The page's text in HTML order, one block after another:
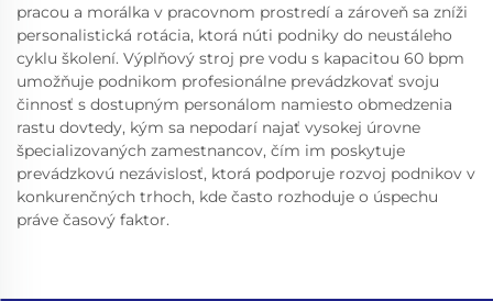
pracou a morálka v pracovnom prostredí a zároveň sa zníži
personalistická rotácia, ktorá núti podniky do neustáleho
cyklu školení. Výplňový stroj pre vodu s kapacitou 60 bpm
umožňuje podnikom profesionálne prevádzkovať svoju
činnosť s dostupným personálom namiesto obmedzenia
rastu dovtedy, kým sa nepodarí najať vysokej úrovne
špecializovaných zamestnancov, čím im poskytuje
prevádzkovú nezávislosť, ktorá podporuje rozvoj podnikov v
konkurenčných trhoch, kde často rozhoduje o úspechu
práve časový faktor.